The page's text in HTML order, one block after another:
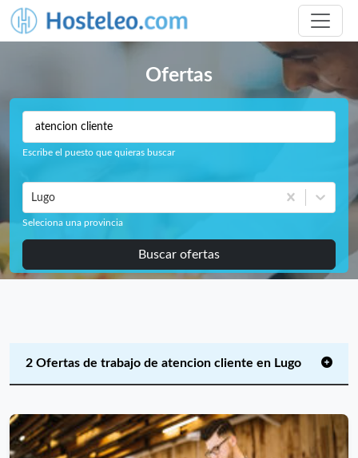
Ofertas
Escribe el puesto que quieras buscar
Lugo
Seleciona una provincia
Buscar ofertas
2 Ofertas de trabajo de atencion cliente en Lugo